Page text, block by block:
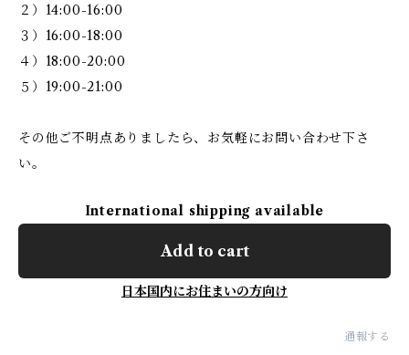
２）14:00-16:00
３）16:00-18:00
４）18:00-20:00
５）19:00-21:00
その他ご不明点ありましたら、お気軽にお問い合わせ下さ
い。
International shipping available
Add to cart
日本国内にお住まいの方向け
通報する